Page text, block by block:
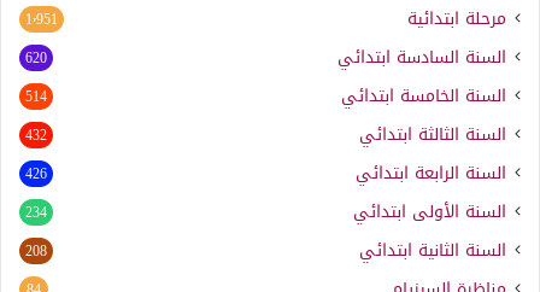
مرحلة ابتدائية 1٬951
السنة السادسة ابتدائي 620
السنة الخامسة ابتدائي 514
السنة الثالثة ابتدائي 432
السنة الرابعة ابتدائي 426
السنة الأولى ابتدائي 234
السنة الثانية ابتدائي 208